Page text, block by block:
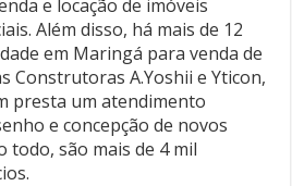
e locação de imóveis
Além disso, há mais de 12
em Maringá para venda de
Construtoras A.Yoshii e Yticon,
presta um atendimento
e concepção de novos
todo, são mais de 4 mil